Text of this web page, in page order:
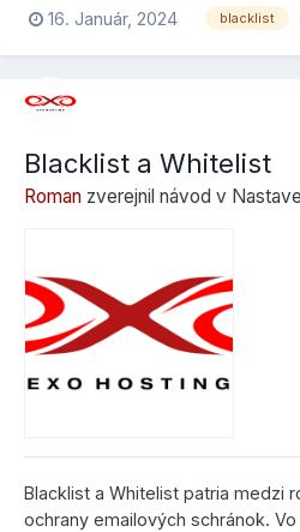
Outlook, konkrétne problém
Hotmail, prípadne domény
16. Január, 2024 blacklist
Blacklist a Whitelist
Roman zverejnil návod v
Blacklist a Whitelist patria medzi
ochrany emailových schránok.